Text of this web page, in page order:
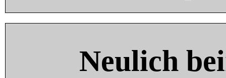
Neulich